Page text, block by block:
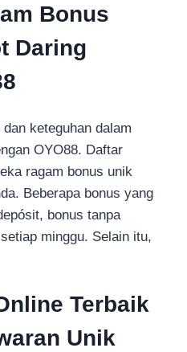
Bonus
Daring
keteguhan dalam
OYO88. Daftar
ragam bonus unik
Beberapa bonus yang
bonus tanpa
minggu. Selain itu,
Terbaik
Unik